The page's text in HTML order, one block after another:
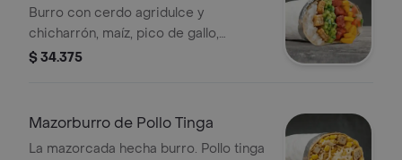
Chicharrón
Burro con cerdo agridulce y
chicharrón, maíz, pico de gallo,
guacamole y arroz blanco en tortilla
$ 34.375
Mazorburro de Pollo Tinga
La mazorcada hecha burro. Pollo tinga